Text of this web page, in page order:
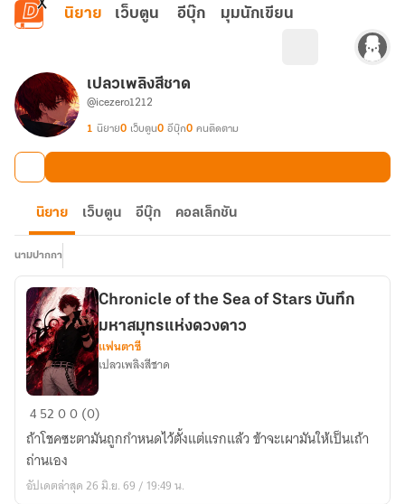
ข้ามไปยังเนื้อหาหลัก
นิยาย เว็บตูน อีบุ๊ก มุมนักเขียน
เปลวเพลิงสีชาด
@icezero1212
1 นิยาย0 เว็บตูน0 อีบุ๊ก0 คนติดตาม
นิยาย เว็บตูน อีบุ๊ก คอลเล็กชัน
นามปากกา
Chronicle
of
the
Sea
of
Chronicle of the Sea of Stars บันทึก
มหาสมุทรแห่งดวงดาว
แฟนตาซี
เปลวเพลิงสีชาด
45200 (0)
ถ้าโชคซะตามันถูกกำหนดไว้ตั้งแต่แรกแล้ว ข้าจะเผามันให้เป็นเถ้า
ถ่านเอง
อัปเดตล่าสุด 26 มิ.ย. 69 / 19:49 น.